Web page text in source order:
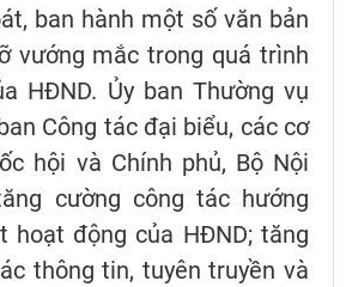
ban hành một số văn bản
vướng mắc trong quá trình
HĐND. Ủy ban Thường vụ
Công tác đại biểu, các cơ
hội và Chính phủ, Bộ Nội
cường công tác hướng
hoạt động của HĐND; tăng
thông tin, tuyên truyền và